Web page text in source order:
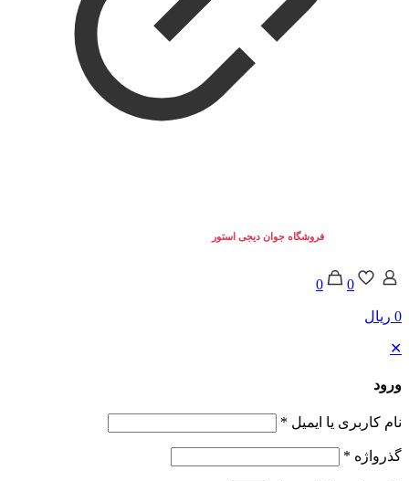
فروشگاه جوان دیجی استور
0
0
0 ریال
✕
ورود
نام کاربری یا ایمیل *
گذرواژه *